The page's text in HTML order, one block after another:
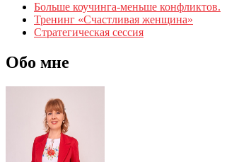
Больше коучинга-меньше конфликтов.
Тренинг «Счастливая женщина»
Стратегическая сессия
Обо мне